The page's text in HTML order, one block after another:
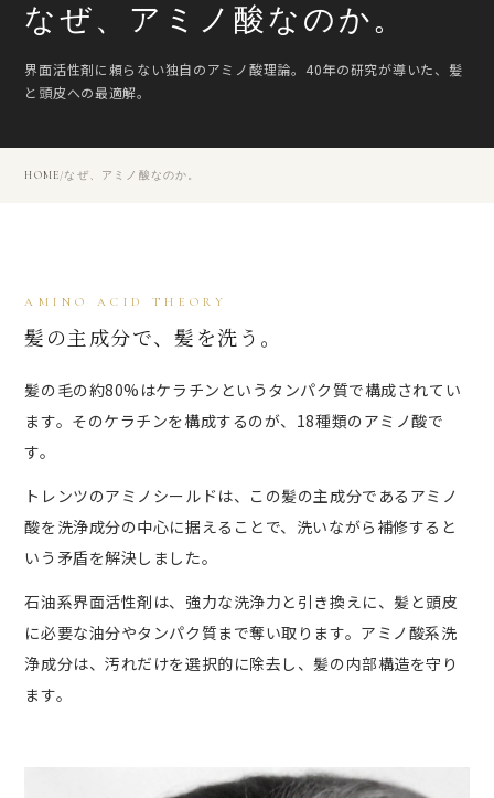
なぜ、アミノ酸なのか。
界面活性剤に頼らない独自のアミノ酸理論。40年の研究が導いた、髪
と頭皮への最適解。
HOME/なぜ、アミノ酸なのか。
AMINO ACID THEORY
髪の主成分で、髪を洗う。
髪の毛の約80%はケラチンというタンパク質で構成されてい
ます。そのケラチンを構成するのが、18種類のアミノ酸で
す。
トレンツのアミノシールドは、この髪の主成分であるアミノ
酸を洗浄成分の中心に据えることで、洗いながら補修すると
いう矛盾を解決しました。
石油系界面活性剤は、強力な洗浄力と引き換えに、髪と頭皮
に必要な油分やタンパク質まで奪い取ります。アミノ酸系洗
浄成分は、汚れだけを選択的に除去し、髪の内部構造を守り
ます。